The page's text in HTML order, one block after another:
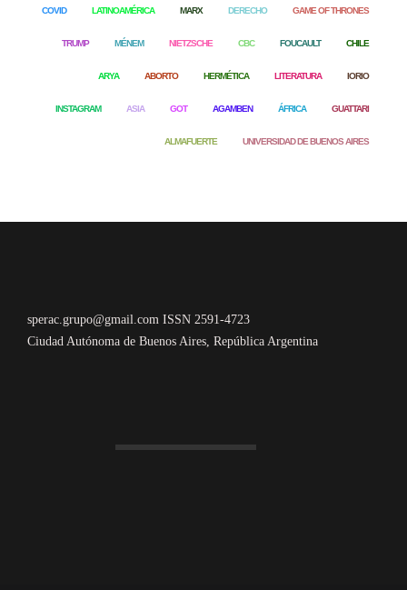
COVID LATINOAMÉRICA MARX DERECHO GAME OF THRONES
TRUMP MÉNEM NIETZSCHE CBC FOUCAULT CHILE
ARYA ABORTO HERMÉTICA LITERATURA IORIO
INSTAGRAM ASIA GOT AGAMBEN ÁFRICA GUATTARI
ALMAFUERTE UNIVERSIDAD DE BUENOS AIRES
sperac.grupo@gmail.com ISSN 2591-4723
Ciudad Autónoma de Buenos Aires, República Argentina